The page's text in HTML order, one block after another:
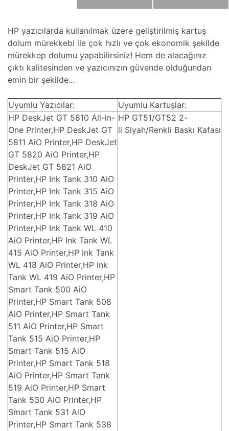
HP yazıcılarda kullanılmak üzere geliştirilmiş kartuş
dolum mürekkebi ile çok hızlı ve çok ekonomik şekilde
mürekkep dolumu yapabilirsiniz! Hem de alacağınız
çıktı kalitesinden ve yazıcınızın güvende olduğundan
emin bir şekilde...
Uyumlu Yazıcılar:
Uyumlu Kartuşlar:
HP DeskJet GT 5810 All-in-
One Printer,HP DeskJet GT
5811 AiO Printer,HP DeskJet
GT 5820 AiO Printer,HP
DeskJet GT 5821 AiO
Printer,HP Ink Tank 310 AiO
Printer,HP Ink Tank 315 AiO
Printer,HP Ink Tank 318 AiO
Printer,HP Ink Tank 319 AiO
Printer,HP Ink Tank WL 410
AiO Printer,HP Ink Tank WL
415 AiO Printer,HP Ink Tank
WL 418 AiO Printer,HP Ink
Tank WL 419 AiO Printer,HP
Smart Tank 500 AiO
Printer,HP Smart Tank 508
AiO Printer,HP Smart Tank
511 AiO Printer,HP Smart
Tank 515 AiO Printer,HP
Smart Tank 515 AiO
Printer,HP Smart Tank 518
AiO Printer,HP Smart Tank
519 AiO Printer,HP Smart
Tank 530 AiO Printer,HP
Smart Tank 531 AiO
Printer,HP Smart Tank 538
HP GT51/GT52 2-
li Siyah/Renkli Baskı Kafası